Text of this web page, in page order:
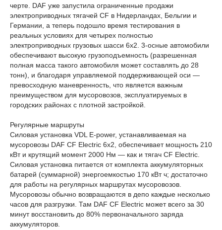
черте. DAF уже запустила ограниченные продажи
электроприводных тягачей CF в Нидерландах, Бельгии и
Германии, а теперь подошло время тестирования в
реальных условиях для четырех полностью
электроприводных грузовых шасси 6x2. 3-осные автомобили
обеспечивают высокую грузоподъемность (разрешенная
полная масса такого автомобиля может составлять до 28
тонн), и благодаря управляемой поддерживающей оси —
превосходную маневренность, что является важным
преимуществом для мусоровозов, эксплуатируемых в
городских районах с плотной застройкой.
Регулярные маршруты
Силовая установка VDL E-power, устанавливаемая на
мусоровозы DAF CF Electric 6x2, обеспечивает мощность 210
кВт и крутящий момент 2000 Нм — как и тягач CF Electric.
Силовая установка питается от комплекта аккумуляторных
батарей (суммарной) энергоемкостью 170 кВт ч; достаточно
для работы на регулярных маршрутах мусоровозов.
Мусоровозы обычно возвращаются в депо каждые несколько
часов для разгрузки. Там DAF CF Electric может всего за 30
минут восстановить до 80% первоначального заряда
аккумуляторов.